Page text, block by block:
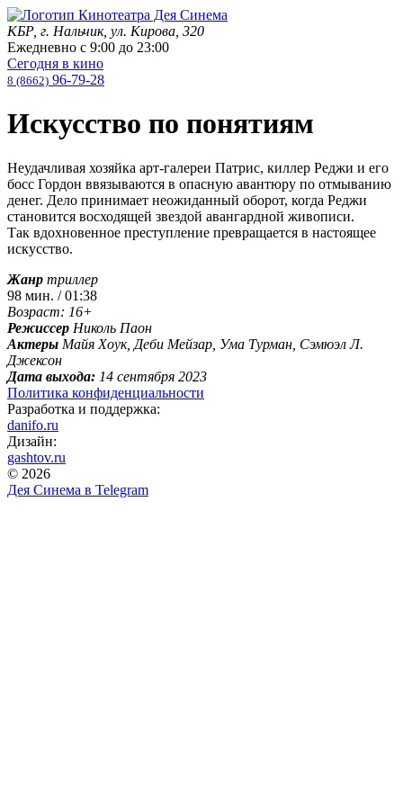
КБР, г. Нальчик, ул. Кирова, 320
Ежедневно с 9:00 до 23:00
Сегодня в кино
8 (8662) 96-79-28
Искусство по понятиям
Неудачливая хозяйка арт-галереи Патрис, киллер Реджи и его
босс Гордон ввязываются в опасную авантюру по отмыванию
денег. Дело принимает неожиданный оборот, когда Реджи
становится восходящей звездой авангардной живописи.
Так вдохновенное преступление превращается в настоящее
искусство.
Жанр триллер
98 мин. / 01:38
Возраст: 16+
Режиссер Николь Паон
Актеры Майя Хоук, Деби Мейзар, Ума Турман, Сэмюэл Л.
Джексон
Дата выхода: 14 сентября 2023
Политика конфиденциальности
Разработка и поддержка:
danifo.ru
Дизайн:
gashtov.ru
© 2026
Дея Синема в Telegram